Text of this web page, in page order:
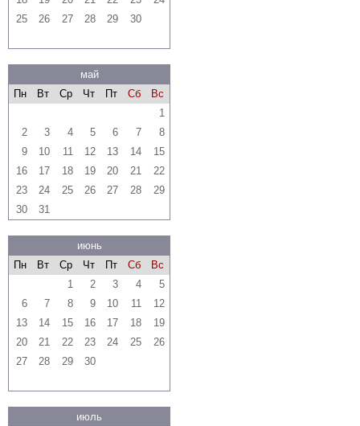
25
26 27 28 29 30
май
Пн
Вт Ср Чт Пт Сб
Вс
1
2
3 4 5 6 7
8
9
10 11 12 13 14
15
16
17 18 19 20 21
22
23
24 25 26 27 28
29
30
31
июнь
Пн
Вт Ср Чт Пт Сб
Вс
1
2 3 4
5
6
7 8 9 10 11
12
13
14 15 16 17 18
19
20
21 22 23 24 25
26
27
28 29 30
июль